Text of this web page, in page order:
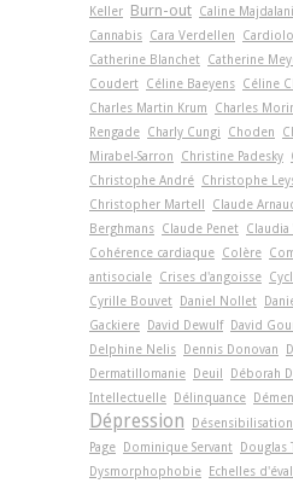
Keller Burn-out Caline Majdalani
Cannabis Cara Verdellen
Catherine Blanchet Catherine
Coudert Céline Baeyens Céline
Charles Martin Krum
Charles
Rengade Charly Cungi Choden
Mirabel-Sarron
Christine Padesky
Christophe André Christophe
Christopher Martell
Claude
Berghmans Claude Penet
Cohérence cardiaque Colère
antisociale Crises d'angoisse
Cyrille Bouvet
Daniel Nollet
Gackiere
David Dewulf David
Delphine Nelis
Dennis Donovan
Dermatillomanie
Deuil Déborah
Intellectuelle
Délinquance
Dépression Désensibilisation
Page
Dominique Servant Douglas
Dysmorphophobie
Echelles